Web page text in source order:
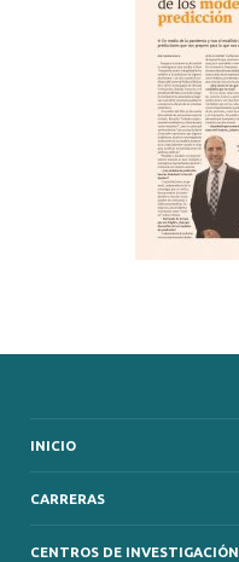
INICIO
CARRERAS
CENTROS DE INVESTIGACIÓN